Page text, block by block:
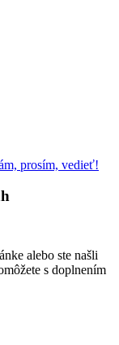
prosím, vedieť!
alebo ste našli
s doplnením